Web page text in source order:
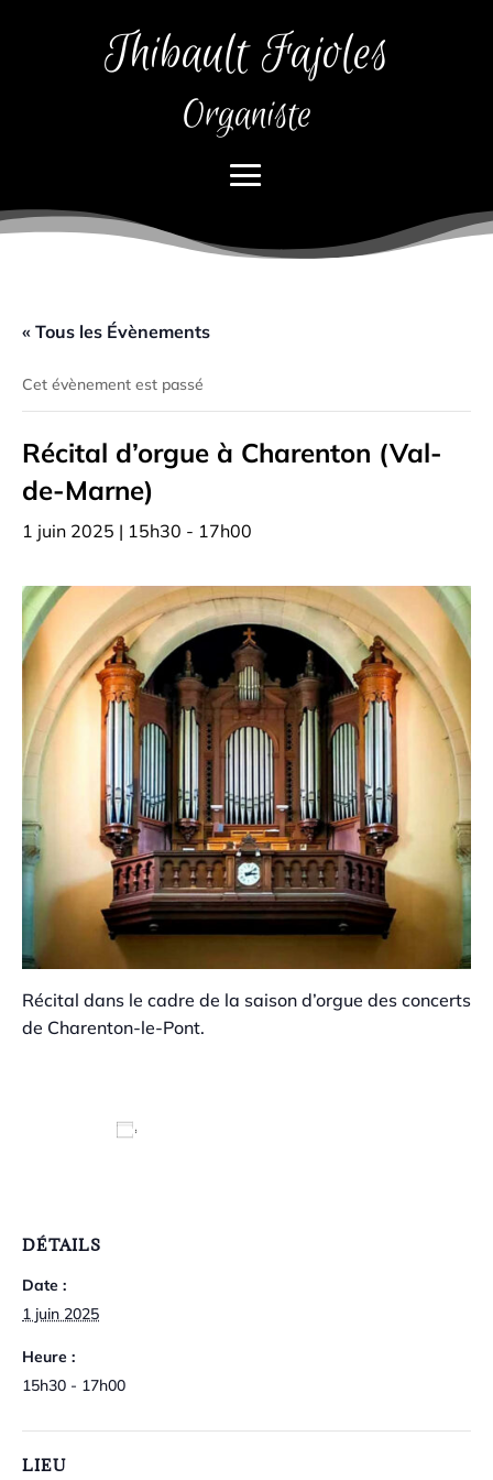
Thibault Fajoles
Organiste
« Tous les Évènements
Cet évènement est passé
Récital d’orgue à Charenton (Val-
de-Marne)
1 juin 2025 | 15h30 - 17h00
Récital dans le cadre de la saison d’orgue des concerts
de Charenton-le-Pont.
DÉTAILS
Date :
1 juin 2025
Heure :
15h30 - 17h00
LIEU